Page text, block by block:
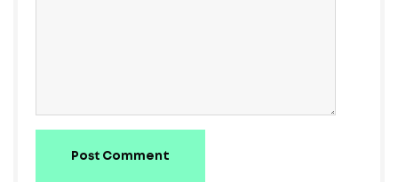
Post Comment